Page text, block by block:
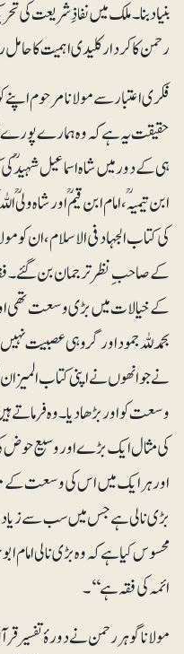
بنیاد بنا۔ ملک میں نفاذِ شریعت کی
رحمن کا کردار کلیدی اہمیت کا حامل
فکری اعتبار سے مولانا مرحوم اپنے
حقیقت یہ ہے کہ وہ ہمارے
ہی کے دور میں شاہ اسماعیل شہیدؒ
ابن تیمیہؒ، امام ابن قیمؒ اور شاہ
کی کتاب الجہاد فی الاسلام، ان کو
کے صاحب ِ نظر ترجمان بن گئے۔
کے خیالات میں بڑی وسعت تھی
بحمدللہ جموداور گروہی عصبیت
نے جو انھوں نے اپنی کتاب
وسعت کو اور بڑھا دیا ۔ وہ
کی مثال ایک بڑے اور وسیع
اور ہر ایک میں اس کی وسعت کے
بڑی نالی ہے جس میں سب سے زیادہ
محسوس کیا ہے کہ وہ بڑی نالی امام
ائمہ کی فقہ ہے‘‘۔